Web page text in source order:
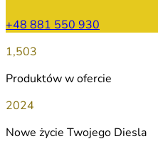
+48 881 550 930
1,503
Produktów w ofercie
2024
Nowe życie Twojego Diesla